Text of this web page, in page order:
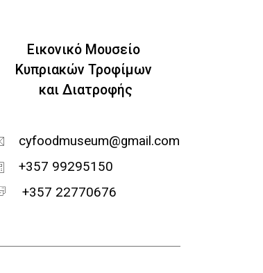
Εικονικό Μουσείο
Κυπριακών Τροφίμων
και Διατροφής
cyfoodmuseum@gmail.com
+357 99295150
+357 22770676